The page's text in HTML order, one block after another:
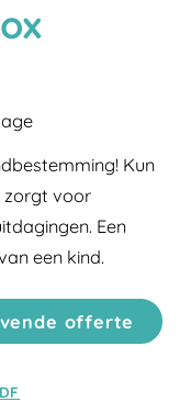
Kun
zorgt voor
Een
een kind.
offerte